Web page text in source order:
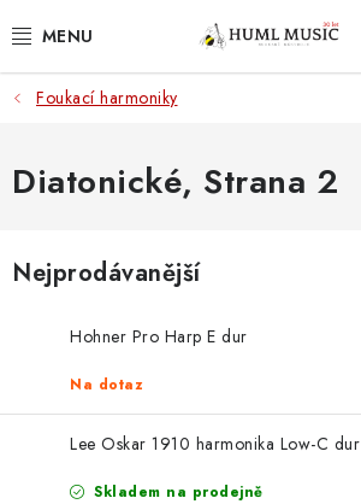
na
KYTARY
UKULELE
KLÁVESY
ZVUK
KYTAROVÉ PŘÍSLUŠENSTVÍ
Foukací harmoniky
Diatonické, Strana 2
Nejprodávanější
Hohner Pro Harp E dur
Na dotaz
Lee Oskar 1910 harmonika Low-C dur
Skladem na prodejně